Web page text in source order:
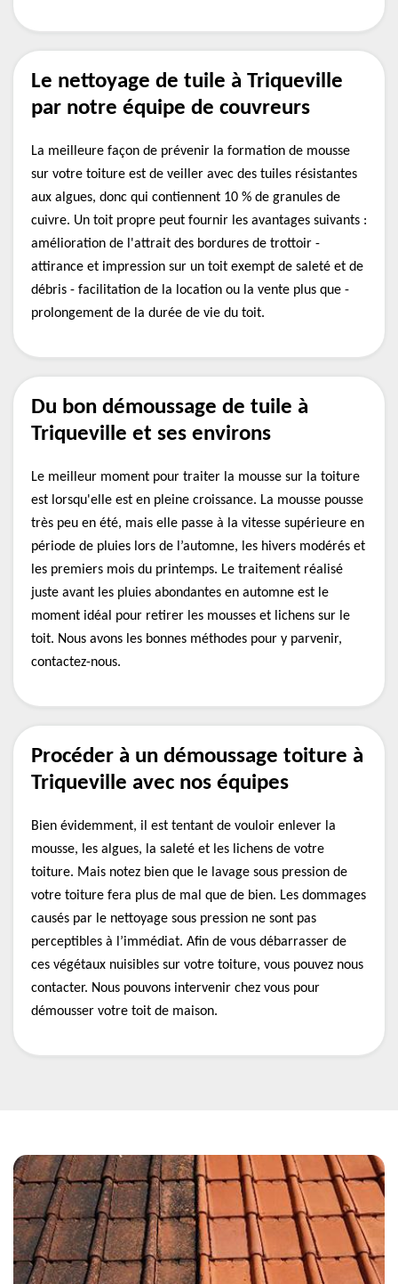
Le nettoyage de tuile à Triqueville
par notre équipe de couvreurs
La meilleure façon de prévenir la formation de mousse
sur votre toiture est de veiller avec des tuiles résistantes
aux algues, donc qui contiennent 10 % de granules de
cuivre. Un toit propre peut fournir les avantages suivants :
amélioration de l'attrait des bordures de trottoir -
attirance et impression sur un toit exempt de saleté et de
débris - facilitation de la location ou la vente plus que -
prolongement de la durée de vie du toit.
Du bon démoussage de tuile à
Triqueville et ses environs
Le meilleur moment pour traiter la mousse sur la toiture
est lorsqu'elle est en pleine croissance. La mousse pousse
très peu en été, mais elle passe à la vitesse supérieure en
période de pluies lors de l’automne, les hivers modérés et
les premiers mois du printemps. Le traitement réalisé
juste avant les pluies abondantes en automne est le
moment idéal pour retirer les mousses et lichens sur le
toit. Nous avons les bonnes méthodes pour y parvenir,
contactez-nous.
Procéder à un démoussage toiture à
Triqueville avec nos équipes
Bien évidemment, il est tentant de vouloir enlever la
mousse, les algues, la saleté et les lichens de votre
toiture. Mais notez bien que le lavage sous pression de
votre toiture fera plus de mal que de bien. Les dommages
causés par le nettoyage sous pression ne sont pas
perceptibles à l’immédiat. Afin de vous débarrasser de
ces végétaux nuisibles sur votre toiture, vous pouvez nous
contacter. Nous pouvons intervenir chez vous pour
démousser votre toit de maison.